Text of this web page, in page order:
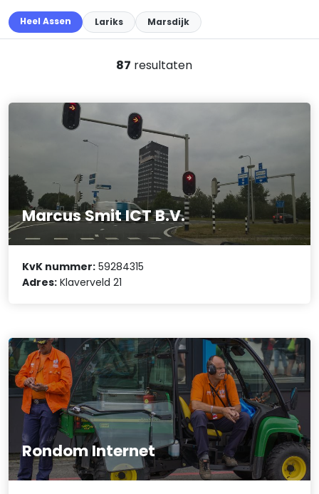
Heel Assen Lariks Marsdijk
87 resultaten
Marcus Smit ICT B.V.
KvK nummer: 59284315
Adres: Klaverveld 21
Rondom Internet